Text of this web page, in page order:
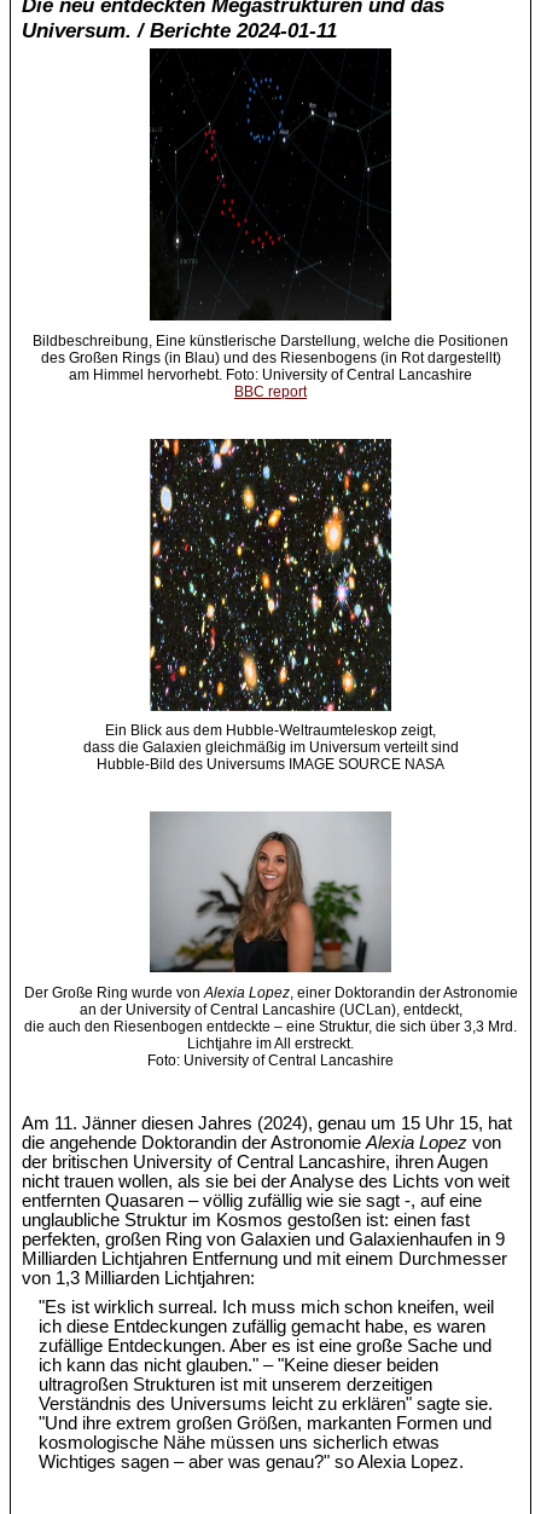
Die neu entdeckten Megastrukturen und das
Universum. / Berichte 2024-01-11
Bildbeschreibung, Eine künstlerische Darstellung, welche die Positionen
des Großen Rings (in Blau) und des Riesenbogens (in Rot dargestellt)
am Himmel hervorhebt. Foto: University of Central Lancashire
BBC report
Ein Blick aus dem Hubble-Weltraumteleskop zeigt,
dass die Galaxien gleichmäßig im Universum verteilt sind
Hubble-Bild des Universums IMAGE SOURCE NASA
Der Große Ring wurde von Alexia Lopez, einer Doktorandin der Astronomie
an der University of Central Lancashire (UCLan), entdeckt,
die auch den Riesenbogen entdeckte – eine Struktur, die sich über 3,3 Mrd.
Lichtjahre im All erstreckt.
Foto: University of Central Lancashire
Am 11. Jänner diesen Jahres (2024), genau um 15 Uhr 15, hat
die angehende Doktorandin der AstronomieAlexia Lopez von
der britischen University of Central Lancashire, ihren Augen
nicht trauen wollen, als sie bei der Analyse des Lichts von weit
entfernten Quasaren – völlig zufällig wie sie sagt -, auf eine
unglaubliche Struktur im Kosmos gestoßen ist: einen fast
perfekten, großen Ring von Galaxien und Galaxienhaufen in 9
Milliarden Lichtjahren Entfernung und mit einem Durchmesser
von 1,3 Milliarden Lichtjahren:
"Es ist wirklich surreal. Ich muss mich schon kneifen, weil
ich diese Entdeckungen zufällig gemacht habe, es waren
zufällige Entdeckungen. Aber es ist eine große Sache und
ich kann das nicht glauben." – "Keine dieser beiden
ultragroßen Strukturen ist mit unserem derzeitigen
Verständnis des Universums leicht zu erklären" sagte sie.
"Und ihre extrem großen Größen, markanten Formen und
kosmologische Nähe müssen uns sicherlich etwas
Wichtiges sagen – aber was genau?" so Alexia Lopez.